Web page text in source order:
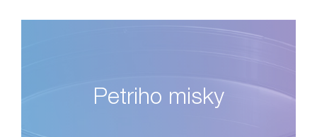
Petriho misky